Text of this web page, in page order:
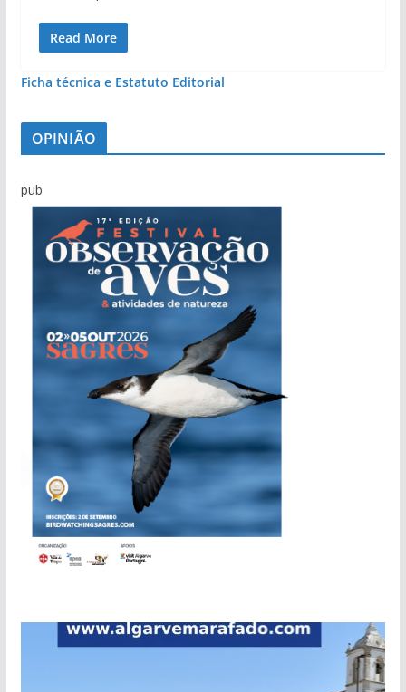
Read More
Ficha técnica e Estatuto Editorial
OPINIÃO
pub